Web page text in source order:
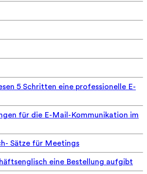
5 Schritten eine professionelle E-
für die E-Mail-Kommunikation im
Sätze für Meetings
eine Bestellung aufgibt